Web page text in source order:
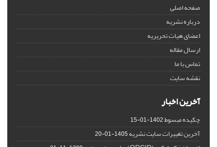
صفحه اصلی
درباره نشریه
اعضای هیات تحریریه
ارسال مقاله
تماس با ما
نقشه سایت
آخرین اخبار
چکیده مبسوط1402-01-15
آخرین تغییرات سایت نشریه1405-01-20